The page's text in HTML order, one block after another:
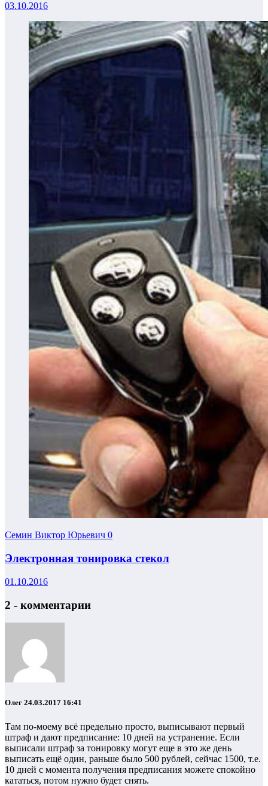
03.10.2016
Семин Виктор Юрьевич 0
Электронная тонировка стекол
01.10.2016
2 - комментарии
Олег 24.03.2017 16:41
Там по-моему всё предельно просто, выписывают первый
штраф и дают предписание: 10 дней на устранение. Если
выписали штраф за тонировку могут еще в это же день
выписать ещё один, раньше было 500 рублей, сейчас 1500, т.е.
10 дней с момента получения предписания можете спокойно
кататься, потом нужно будет снять.